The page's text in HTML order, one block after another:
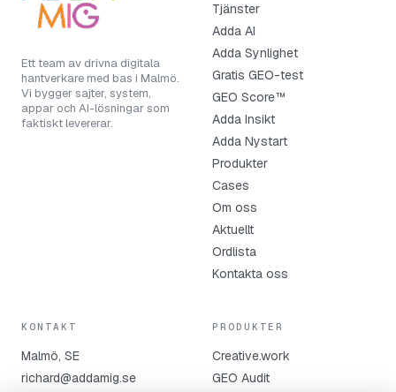
Ett team av drivna digitala
hantverkare med bas i Malmö.
Vi bygger sajter, system,
appar och AI-lösningar som
faktiskt levererar.
Tjänster
Adda AI
Adda Synlighet
Gratis GEO-test
GEO Score™
Adda Insikt
Adda Nystart
Produkter
Cases
Om oss
Aktuellt
Ordlista
Kontakta oss
KONTAKT
Malmö, SE
richard@addamig.se
PRODUKTER
Creative.work
GEO Audit